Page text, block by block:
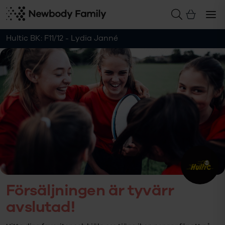
Hultic BK: F11/12 - Lydia Janné
Försäljningen är tyvärr
avslutad!